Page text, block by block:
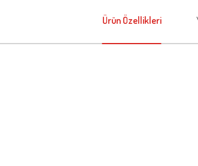
Ürün Özellikleri